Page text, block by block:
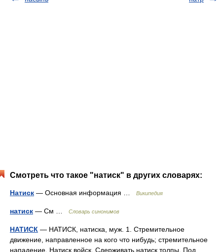
Смотреть что такое "натиск" в других словарях:
Натиск — Основная информация … Википедия
натиск — См … Словарь синонимов
НАТИСК — НАТИСК, натиска, муж. 1. Стремительное
движение, направленное на кого что нибудь; стремительное
нападение. Натиск войск. Сдерживать натиск толпы. Под